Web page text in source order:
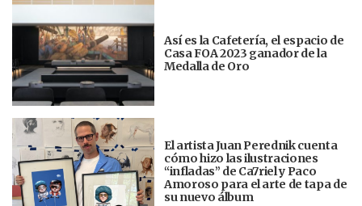
Así es la Cafetería, el espacio de
Casa FOA 2023 ganador de la
Medalla de Oro
El artista Juan Perednik cuenta
cómo hizo las ilustraciones
“infladas” de Ca7riel y Paco
Amoroso para el arte de tapa de
su nuevo álbum